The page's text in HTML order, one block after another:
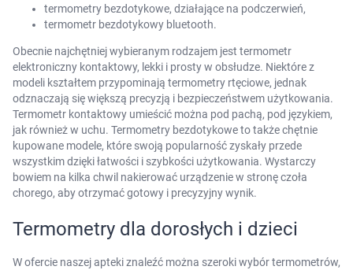
termometry bezdotykowe, działające na podczerwień,
termometr bezdotykowy bluetooth.
Obecnie najchętniej wybieranym rodzajem jest termometr
elektroniczny kontaktowy, lekki i prosty w obsłudze. Niektóre z
modeli kształtem przypominają termometry rtęciowe, jednak
odznaczają się większą precyzją i bezpieczeństwem użytkowania.
Termometr kontaktowy umieścić można pod pachą, pod językiem,
jak również w uchu. Termometry bezdotykowe to także chętnie
kupowane modele, które swoją popularność zyskały przede
wszystkim dzięki łatwości i szybkości użytkowania. Wystarczy
bowiem na kilka chwil nakierować urządzenie w stronę czoła
chorego, aby otrzymać gotowy i precyzyjny wynik.
Termometry dla dorosłych i dzieci
W ofercie naszej apteki znaleźć można szeroki wybór termometrów,